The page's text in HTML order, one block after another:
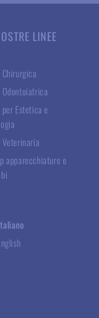
LINEE
Odontoiatrica
Estetica e
Veterinaria
apparecchiature e